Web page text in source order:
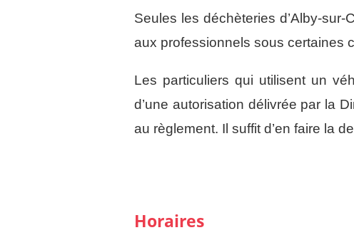
Seules les déchèteries d’Alby-
aux professionnels sous certaines
Les particuliers qui utilisent un
d’une autorisation délivrée par la
au règlement. Il suffit d’en faire la
Horaires